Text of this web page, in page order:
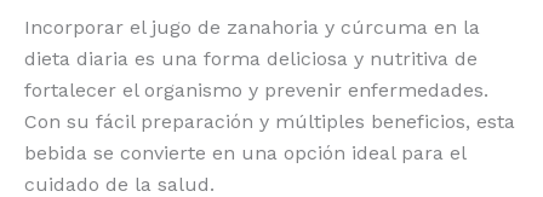
Incorporar el jugo de zanahoria y cúrcuma en la
dieta diaria es una forma deliciosa y nutritiva de
fortalecer el organismo y prevenir enfermedades.
Con su fácil preparación y múltiples beneficios, esta
bebida se convierte en una opción ideal para el
cuidado de la salud.